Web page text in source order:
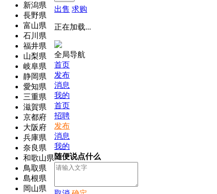
新潟県
長野県
富山県
石川県
福井県
山梨県
岐阜県
静岡県
愛知県
三重県
滋賀県
京都府
大阪府
兵庫県
奈良県
和歌山県
鳥取県
島根県
岡山県
出售 求购
正在加载...
全局导航
首页
发布
消息
我的
首页
招聘
发布
消息
我的
随便说点什么